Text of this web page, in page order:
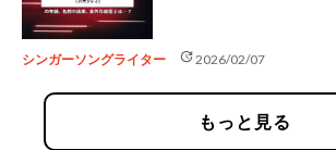
シンガーソングライター update2026/02/07
もっと見る